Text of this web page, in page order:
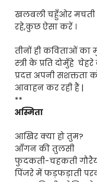
खलबली चहुँओर मचती
रहे,कुछ ऐसा करें ।
तीनों ही कविताओं
स्त्री के प्रति दोमुँहे
प्रदत्त अपनी सशक्तता
आवाहन कर रही हैं |
**
अस्मिता
आखिर क्या हो तुम?
आँगन की तुलसी
फुदकती-चहकती
पिंजरे में फड़फड़ाती